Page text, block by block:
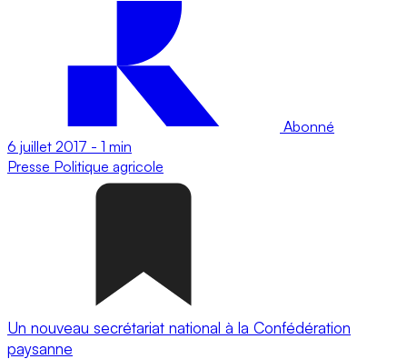
Abonné
6 juillet 2017 - 1 min
Presse Politique agricole
Un nouveau secrétariat national à la Confédération
paysanne